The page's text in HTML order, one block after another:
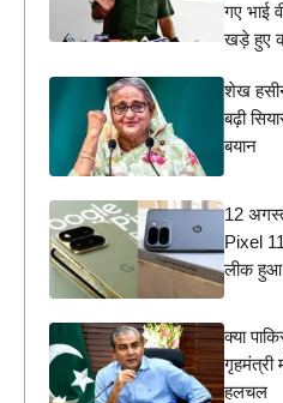
गए भाई
खड़े हुए
शेख
बढ़ी
बयान
12
Pixel
लीक हुआ
क्या
गृहमंत्री
हलचल